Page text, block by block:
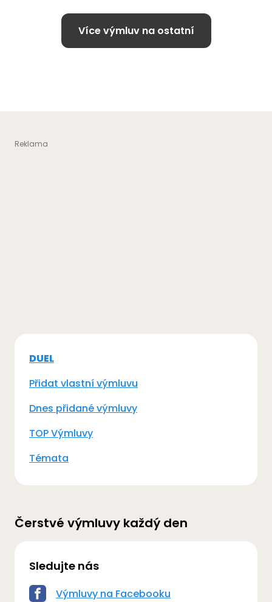
Více výmluv na ostatní
DUEL
Přidat vlastní výmluvu
Dnes přidané výmluvy
TOP Výmluvy
Témata
Čerstvé výmluvy každý den
Sledujte nás
Výmluvy na Facebooku